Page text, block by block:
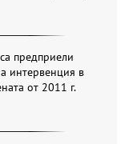
предприели
интервенция в
от 2011 г.